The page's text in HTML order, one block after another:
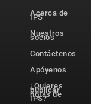
Acerca de
IPS
Nuestros
socios
Contáctenos
Apóyenos
¿Quieres
publicar
notas de
IPS?